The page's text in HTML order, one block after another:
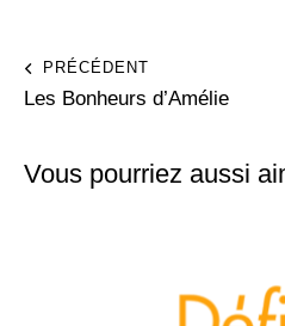
PRÉCÉDENT
Les Bonheurs d’Amélie
Vous pourriez aussi